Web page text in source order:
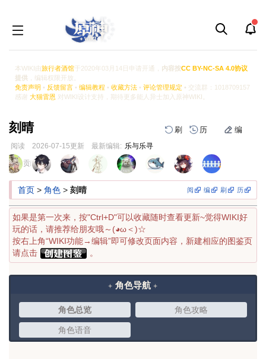
本WIKI由旅行者酒馆于2020年03月14日申请开通， 内容按CC BY-NC-SA 4.0协议
提供 ，编辑权限开放。
免责声明 • 反馈留言 • 编辑教程 • 收藏方法 • 评论管理规定 • 交流群：1018709157
感谢 大猫雷恩 对WIKI设计支持，期待更多能人异士加入原神WIKI。
刻晴 刷 历 编
阅读 2026-07-15更新 最新编辑: 乐与乐寻
跳
到
导
跳
到
搜
页面贡献者 :
阅 编 刷 历
首页 > 角色 > 刻晴
如果是第一次来，按"Ctrl+D"可以收藏随时查看更新~觉得WIKI好
玩的话，请推荐给朋友哦～(◕ω＜)☆
按右上角“WIKI功能→编辑”即可修改页面内容，新建相应的图鉴页
请点击
。
角色导航
角色总览 角色攻略
角色语音